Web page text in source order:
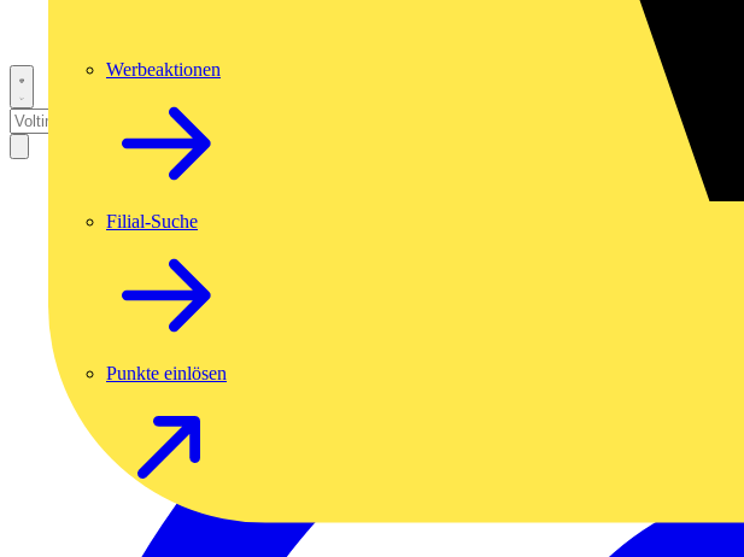
Werbeaktionen
Filial-Suche
Punkte einlösen